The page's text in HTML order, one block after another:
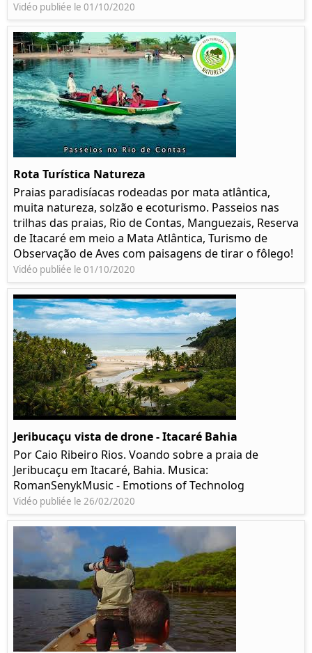
Vidéo publiée le 01/10/2020
Rota Turística Natureza
Praias paradisíacas rodeadas por mata atlântica,
muita natureza, solzão e ecoturismo. Passeios nas
trilhas das praias, Rio de Contas, Manguezais, Reserva
de Itacaré em meio a Mata Atlântica, Turismo de
Observação de Aves com paisagens de tirar o fôlego!
Vidéo publiée le 01/10/2020
Jeribucaçu vista de drone - Itacaré Bahia
Por Caio Ribeiro Rios. Voando sobre a praia de
Jeribucaçu em Itacaré, Bahia. Musica:
RomanSenykMusic - Emotions of Technolog
Vidéo publiée le 26/02/2020